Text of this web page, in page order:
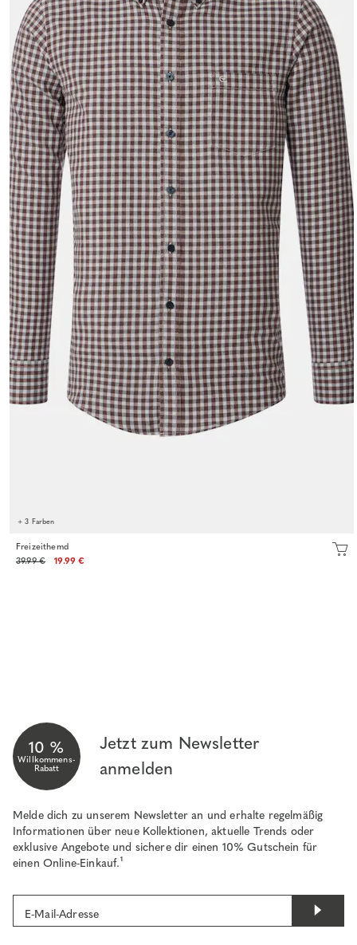
+ 3 Farben
Freizeithemd
39.99 €
19.99 €
10 %
Willkommens-
Rabatt
Jetzt zum Newsletter
anmelden
Melde dich zu unserem Newsletter an und erhalte regelmäßig
Informationen über neue Kollektionen, aktuelle Trends oder
exklusive Angebote und sichere dir einen 10% Gutschein für
einen Online-Einkauf.¹
E-Mail-Adresse